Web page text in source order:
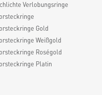
Verlobungsringe
Gold
Weißgold
Roségold
Platin